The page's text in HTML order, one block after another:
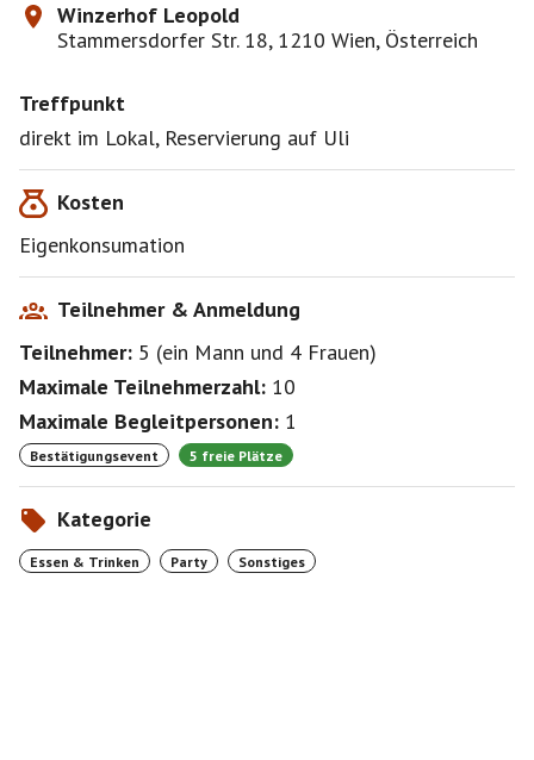
Winzerhof Leopold
Stammersdorfer Str. 18, 1210 Wien, Österreich
Treffpunkt
direkt im Lokal, Reservierung auf Uli
Kosten
Eigenkonsumation
Teilnehmer & Anmeldung
Teilnehmer: 5 (ein Mann und 4 Frauen)
Maximale Teilnehmerzahl: 10
Maximale Begleitpersonen: 1
Bestätigungsevent 5 freie Plätze
Kategorie
Essen & Trinken Party Sonstiges